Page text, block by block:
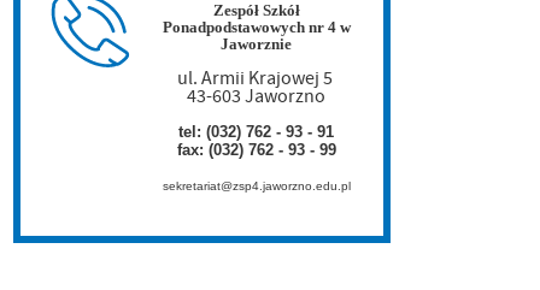
Zespół Szkół
Ponadpodstawowych nr 4 w
Jaworznie
ul. Armii Krajowej 5
43-603 Jaworzno
tel: (032) 762 - 93 - 91
fax: (032) 762 - 93 - 99
sekretariat@zsp4.jaworzno.edu.pl